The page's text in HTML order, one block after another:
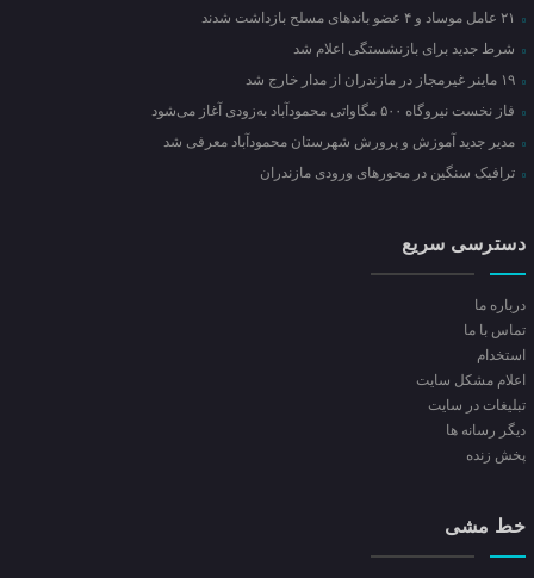
شرط جدید برای بازنشستگی اعلام شد
فاز نخست نیروگاه ۵۰۰ مگاواتی محمودآباد به‌زودی آغاز می‌شود
مدیر جدید آموزش و پرورش شهرستان محمودآباد معرفی شد
ترافیک سنگین در محور‌های ورودی مازندران
دسترسی سریع
درباره ما
تماس با ما
استخدام
اعلام مشکل سایت
تبلیغات در سایت
ديگر رسانه ها
پخش زنده
خط مشی